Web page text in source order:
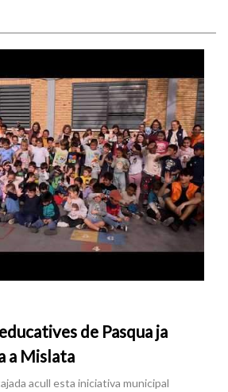
de Pasqua ja
a Mislata
acull esta iniciativa municipal